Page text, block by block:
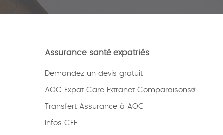
Assurance santé expatriés
Demandez un devis gratuit
AOC Expat Care Extranet Comparaisons
Transfert Assurance à AOC
Infos CFE